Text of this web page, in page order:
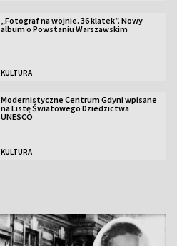
„Fotograf na wojnie. 36 klatek”. Nowy
album o Powstaniu Warszawskim
KULTURA
Modernistyczne Centrum Gdyni wpisane
na Listę Światowego Dziedzictwa
UNESCO
KULTURA